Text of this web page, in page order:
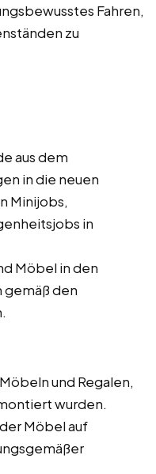
Fahren,
zu
aus dem
in die neuen
Minijobs,
in
Möbel in den
gemäß den
und Regalen,
wurden.
Möbel auf